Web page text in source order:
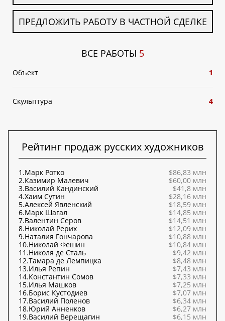
ПРЕДЛОЖИТЬ РАБОТУ В ЧАСТНОЙ СДЕЛКЕ
ВСЕ РАБОТЫ 5
Объект 1
Скульптура 4
Рейтинг продаж русских художников
1.Марк Ротко
$86,83 млн
2.Казимир Малевич
$60,00 млн
3.Василий Кандинский
$41,8 млн
4.Хаим Сутин
$28,16 млн
5.Алексей Явленский
$18,59 млн
6.Марк Шагал
$14,85 млн
7.Валентин Серов
$14,51 млн
8.Николай Рерих
$12,09 млн
9.Наталия Гончарова
$10,88 млн
10.Николай Фешин
$10,84 млн
11.Николя де Сталь
$9,42 млн
12.Тамара де Лемпицка
$8,48 млн
13.Илья Репин
$7,43 млн
14.Константин Сомов
$7,33 млн
15.Илья Машков
$7,25 млн
16.Борис Кустодиев
$7,07 млн
17.Василий Поленов
$6,34 млн
18.Юрий Анненков
$6,27 млн
19.Василий Верещагин
$6,15 млн